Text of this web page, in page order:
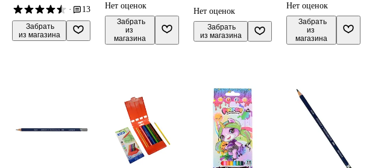
·
13
Забрать
из магазина
DERWENT
Нет оценок
Забрать
из
магазина
Нет оценок
Забрать
из магазина
Нет оценок
Забрать
из
магазина